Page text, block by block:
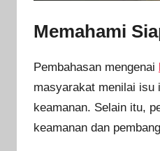
Memahami
Pembahasan mengenai
masyarakat menilai isu
keamanan. Selain itu,
keamanan dan